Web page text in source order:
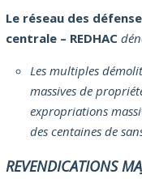
Le réseau des
centrale – REDHAC
Les multiples
massives de
expropriations
des centaines de
REVENDICATIONS